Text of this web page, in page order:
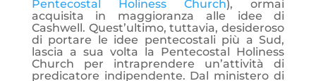
Pentecostal Holiness Church), ormai
acquisita in maggioranza alle idee di
Cashwell. Quest’ultimo, tuttavia, desideroso
di portare le idee pentecostali più a Sud,
lascia a sua volta la Pentecostal Holiness
Church per intraprendere un’attività di
predicatore indipendente. Dal ministero di